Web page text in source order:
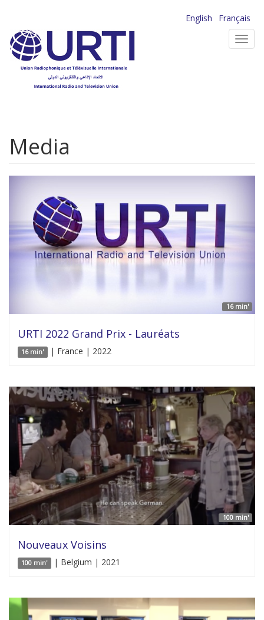
contenu
principal
English
Français
Media
16 min'
URTI 2022 Grand Prix - Lauréats
16 min' | France | 2022
100 min'
Nouveaux Voisins
100 min' | Belgium | 2021